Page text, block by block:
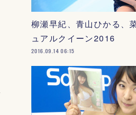
柳瀬早紀、青山ひかる、
ュアルクイーン2016
2016.09.14 06:15